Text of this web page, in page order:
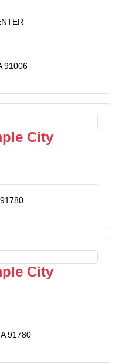
91006
City
City
91780